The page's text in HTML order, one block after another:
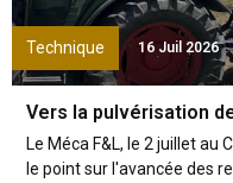
Technique 16 Juil 2026
Vers la pulvérisation
Le Méca F&L, le 2 juillet au
le point sur l'avancée des